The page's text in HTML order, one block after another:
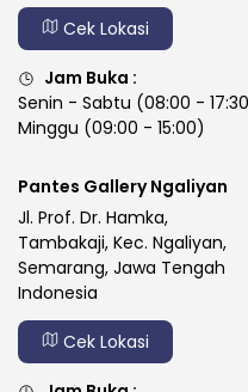
Cek Lokasi
Jam Buka :
Senin - Sabtu (08:00 -
Minggu (09:00 - 15:00)
Pantes Gallery Ngaliyan
Jl. Prof. Dr. Hamka,
Tambakaji, Kec. Ngaliyan,
Semarang, Jawa Tengah
Indonesia
Cek Lokasi